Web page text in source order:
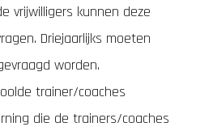
vrijwilligers kunnen deze
Driejaarlijks moeten
worden.
trainer/coaches
die de trainers/coaches